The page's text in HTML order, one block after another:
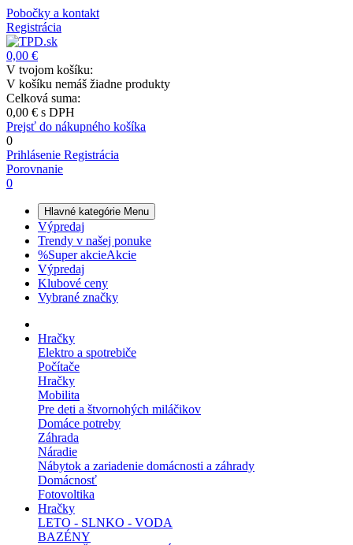
Pobočky a kontakt
Registrácia
0,00 €
V tvojom košíku:
V košíku nemáš žiadne produkty
Celková suma:
0,00 € s DPH
Prejsť do nákupného košíka
0
Prihlásenie Registrácia
Porovnanie
0
Hlavné kategórie Menu
Výpredaj
Trendy v našej ponuke
%Super akcieAkcie
Výpredaj
Klubové ceny
Vybrané značky
Hračky
Elektro a spotrebiče
Počítače
Hračky
Mobilita
Pre deti a štvornohých miláčikov
Domáce potreby
Záhrada
Náradie
Nábytok a zariadenie domácnosti a záhrady
Domácnosť
Fotovoltika
Hračky
LETO - SLNKO - VODA
BAZÉNY